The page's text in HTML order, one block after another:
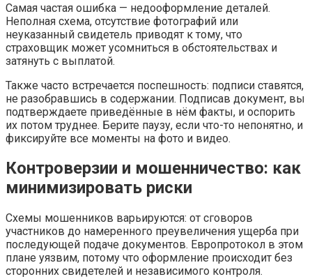
Самая частая ошибка — недооформление деталей.
Неполная схема, отсутствие фотографий или
неуказанный свидетель приводят к тому, что
страховщик может усомниться в обстоятельствах и
затянуть с выплатой.
Также часто встречается поспешность: подписи ставятся,
не разобравшись в содержании. Подписав документ, вы
подтверждаете приведённые в нём факты, и оспорить
их потом труднее. Берите паузу, если что-то непонятно, и
фиксируйте все моменты на фото и видео.
Контроверзии и мошенничество: как
минимизировать риски
Схемы мошенников варьируются: от сговоров
участников до намеренного преувеличения ущерба при
последующей подаче документов. Европротокол в этом
плане уязвим, потому что оформление происходит без
сторонних свидетелей и независимого контроля.